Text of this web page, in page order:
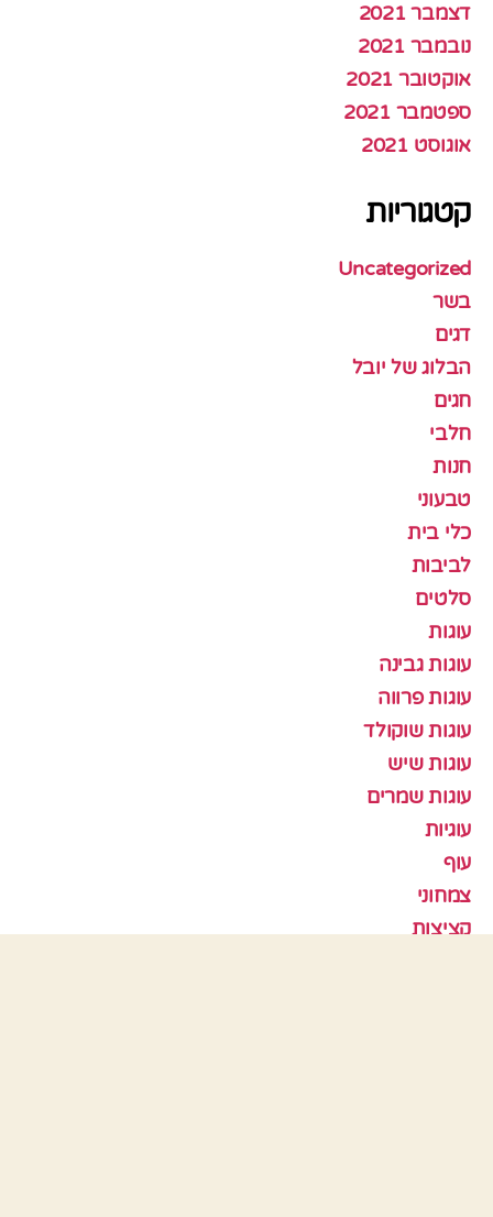
דצמבר 2021
נובמבר 2021
אוקטובר 2021
ספטמבר 2021
אוגוסט 2021
קטגוריות
Uncategorized
בשר
דגים
הבלוג של יובל
חגים
חלבי
חנות
טבעוני
כלי בית
לביבות
סלטים
עוגות
עוגות גבינה
עוגות פרווה
עוגות שוקולד
עוגות שיש
עוגות שמרים
עוגיות
עוף
צמחוני
קציצות